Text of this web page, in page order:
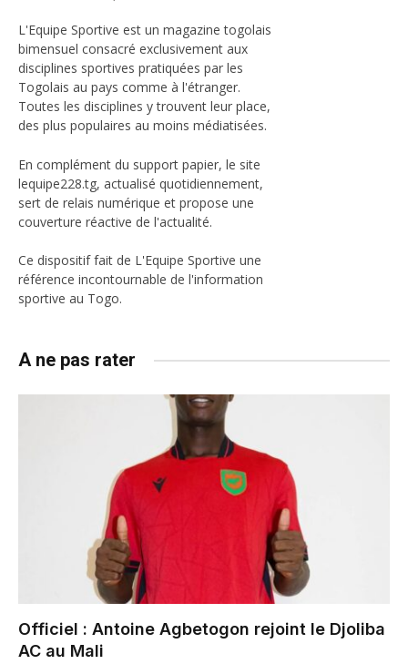
L'Equipe Sportive est un magazine togolais
bimensuel consacré exclusivement aux
disciplines sportives pratiquées par les
Togolais au pays comme à l'étranger.
Toutes les disciplines y trouvent leur place,
des plus populaires au moins médiatisées.
En complément du support papier, le site
lequipe228.tg, actualisé quotidiennement,
sert de relais numérique et propose une
couverture réactive de l'actualité.
Ce dispositif fait de L'Equipe Sportive une
référence incontournable de l'information
sportive au Togo.
A ne pas rater
Officiel : Antoine Agbetogon rejoint le Djoliba
AC au Mali